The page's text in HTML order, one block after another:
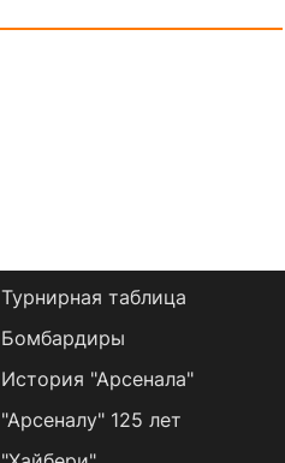
Турнирная таблица
Бомбардиры
История "Арсенала"
"Арсеналу" 125 лет